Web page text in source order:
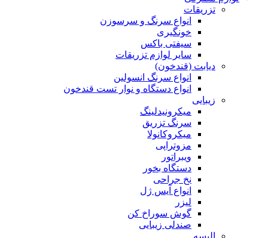
تزریقات
انواع سرنگ و سرسوزن
خونگیری
سیفتی باکس
سایر لوازم تزریقات
دیابت (قندخون)
انواع سرنگ انسولین
انواع دستگاه و نوار تست قندخون
زیبایی
میکرونیدلینگ
سرنگ تزریق
میکروکانولا
مزوتراپی
ویبراتور
دستگاه بخور
نخ جراحی
انواع آیس ژل
لیزر
گوش سوراخ کن
صندلی زیبایی
البسه